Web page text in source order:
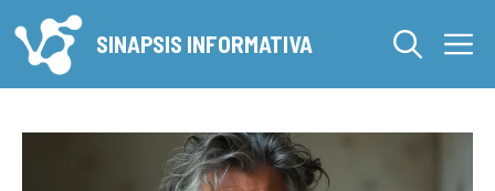
al
contenido
SINAPSIS INFORMATIVA